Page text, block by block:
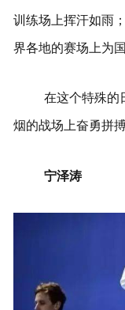
训练场上挥汗如雨
界各地的赛场上为国
在这个特殊的
烟的战场上奋勇拼
宁泽涛